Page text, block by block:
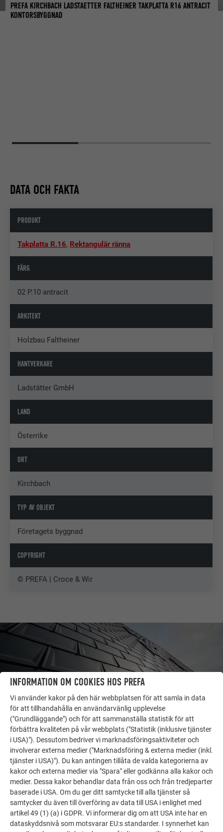
PREFA KIRCHBACH LADSTAETTER FALTHEINER TAKPLATTA R16 ANTRACIT
KONTORSBYGGNAD
DATA OCH FAKTA
PRODUKT
Takplatta R.16, Rektangulär ränna
FÄRG
02 P.10 antracit
ARKITEKT
Holzbau Faltheiner
HANTVERKARE
Ladstätter GmbH
LAND
Österrike
ORT
Kirchbach
TYP AV OBJEKT
Företagets byggnad
COPYRIGHT
© PREFA | Croce & Wir
LÅT DIG INSPIRERAS
FLER OBJEKT
PREFA:s referensgalleri visar hur mångsidigt
aluminium kan användas. Upptäck fler imponerande
projekt med PREFA:s hållbara aluminiumlösningar för
tak, solenergi och fasader.
INFORMATION OM COOKIES HOS PREFA
Vi använder kakor på den här webbplatsen för att samla in data
för att tillhandahålla en användarvänlig upplevelse
("Grundläggande") och för att sammanställa statistik för att
förbättra kvaliteten på vår webbplats ("Statistik (inklusive tjänster
i USA)"). Dessutom bedriver vi marknadsföringsaktiviteter och
involverar externa medier ("Marknadsföring & externa medier (inkl.
tjänster i USA)"). Du kan antingen tillåta de valda kategorierna av
kakor och externa medier via "Spara" eller godkänna alla kakor och
medier. Dessa kakor behandlar data från oss och från tredjeparter
baserade i USA. Om du ger ditt samtycke till alla tjänster så
samtycker du även till överföring av data till USA i enlighet med
artikel 49 (1) (a) i GDPR. Vi informerar dig om att USA inte har en
dataskyddsnivå som motsvarar EU:s standarder. I synnerhet kan